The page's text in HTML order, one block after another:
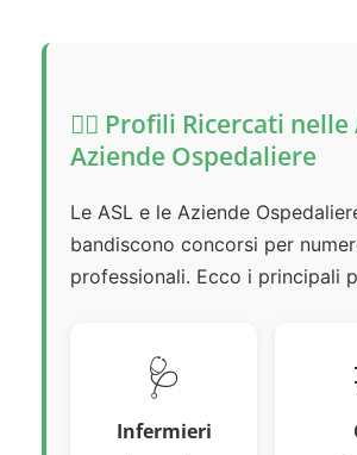
👨‍⚕️ Profili Ricercati nelle
Aziende Ospedaliere
Le ASL e le Aziende
bandiscono concorsi per
professionali. Ecco i principali
🩺
Infermieri